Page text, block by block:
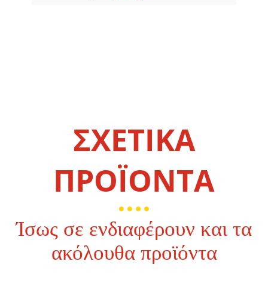
ΣΧΕΤΙΚΑ
ΠΡΟΪΟΝΤΑ
Ίσως σε ενδιαφέρουν και τα
ακόλουθα προϊόντα